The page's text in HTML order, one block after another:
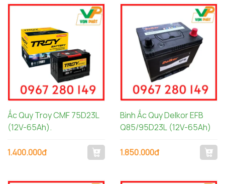
Ắc Quy Troy CMF 75D23L
(12V-65Ah).
1.400.000đ
Bình Ắc Quy Delkor EFB
Q85/95D23L (12V-65Ah)
1.850.000đ